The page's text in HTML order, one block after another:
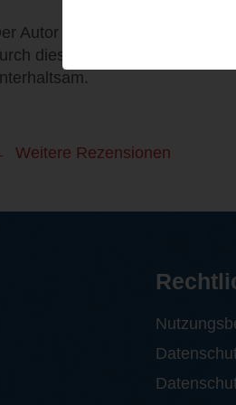
Autor hat das gut umgesetzt
diese zwei Erzählungen,
Weitere Rezensionen